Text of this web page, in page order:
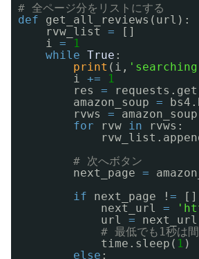
# 全ページ分をリストにする
def
get_all_reviews(url):
rvw_list =
[]
i =
1
while True :
print (i,
i +=
1
res =
amazon_soup =
rvws =
for
rvw in
rvws:
# 次へボタン
next_page =
if
next_page ! =
next_url =
url =
next_url
# 最低でも1秒は
time.sleep( 1
else :